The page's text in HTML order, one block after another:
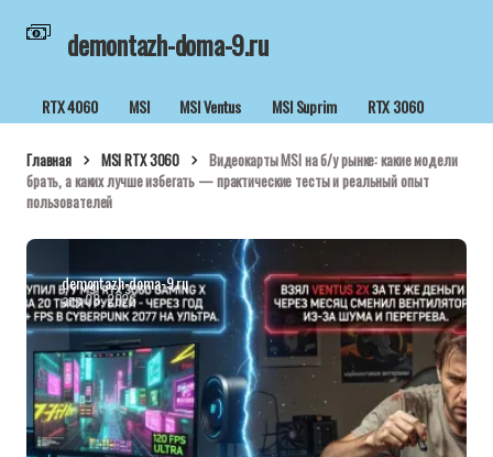
demontazh-doma-9.ru
RTX 4060 MSI MSI Ventus MSI Suprim RTX 3060
Главная MSI RTX 3060
Видеокарты MSI на б/у рынке: какие модели
брать, а каких лучше избегать — практические тесты и реальный опыт
пользователей
demontazh-doma-9.ru
апр 08, 2026